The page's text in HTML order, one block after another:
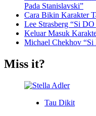
Pada Stanislavski”
Cara Bikin Karakter
Lee Strasberg “Si
Keluar Masuk
Michael Chekhov
Miss it?
Tau Dikit